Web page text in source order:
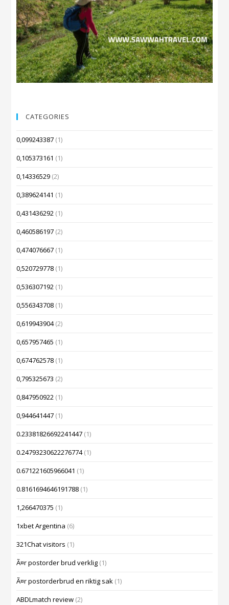
CATEGORIES
0,099243387 (1)
0,105373161 (1)
0,14336529 (2)
0,389624141 (1)
0,431436292 (1)
0,460586197 (2)
0,474076667 (1)
0,520729778 (1)
0,536307192 (1)
0,556343708 (1)
0,619943904(2)
0,657957465 (1)
0,674762578 (1)
0,795325673 (2)
0,847950922 (1)
0,944641447 (1)
0.23381826692241447 (1)
0.24793230622276774(1)
0.671221605966041 (1)
0.8161694646191788 (1)
1,266470375 (1)
1xbet Argentina (6)
321Chat visitors (1)
Ã¤r postorder brud verklig (1)
Ã¤r postorderbrud en riktig sak (1)
ABDLmatch review (2)